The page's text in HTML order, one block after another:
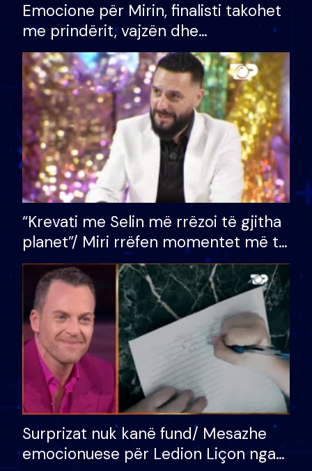
Emocione për Mirin, finalisti takohet
me prindërit, vajzën dhe
bashkëshorten: S’kemi ndonjë letër
divorci apo jo?
“Krevati me Selin më rrëzoi të gjitha
planet”/ Miri rrëfen momentet më të
bukura në shtëpinë e BB VIP: Do më
mungojë zilja e mëngjesit kur…
Surprizat nuk kanë fund/ Mesazhe
emocionuese për Ledion Liçon nga